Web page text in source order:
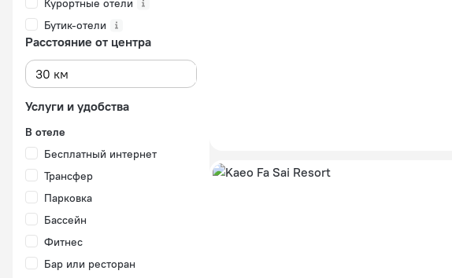
Курортные отели
Бутик-отели
Расстояние от центра
Услуги и удобства
В отеле
Бесплатный интернет
Трансфер
Парковка
Бассейн
Фитнес
Бар или ресторан